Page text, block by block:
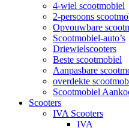
4-wiel scootmobiel
2-persoons
Opvouwbare
Scootmobiel-auto’s
Driewielscooters
Beste scootmobiel
Aanpasbare
overdekte
Scootmobiel
Scooters
IVA Scooters
IVA